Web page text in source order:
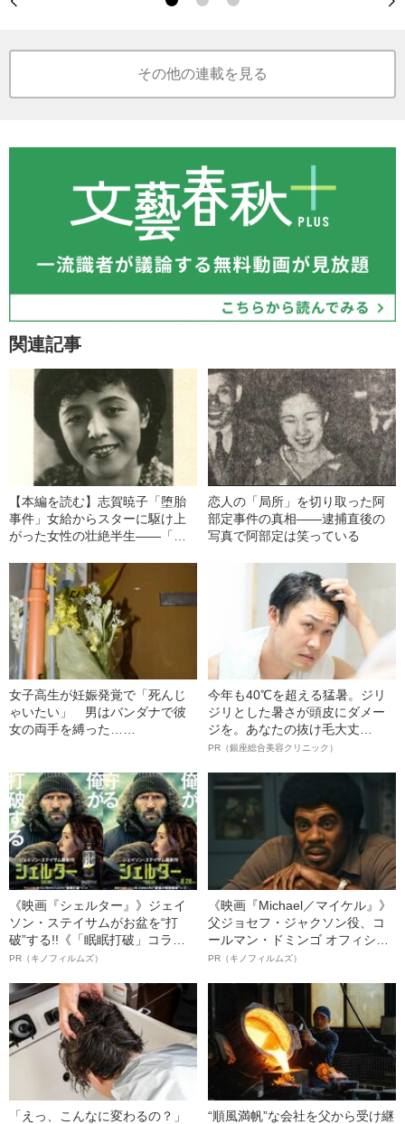
その他の連載を見る
関連記事
【本編を読む】志賀暁子「堕胎
事件」女給からスターに駆け上
がった女性の壮絶半生――「堕
恋人の「局所」を切り取った阿
部定事件の真相――逮捕直後の
写真で阿部定は笑っている
女子高生が妊娠発覚で「死んじ
ゃいたい」 男はバンダナで彼
女の両手を縛った……
今年も40℃を超える猛暑。ジリ
ジリとした暑さが頭皮にダメー
ジを。あなたの抜け毛大丈
夫！？
PR（銀座総合美容クリニック）
《映画『シェルター』》ジェイ
ソン・ステイサムがお盆を“打
破”する!!《「眠眠打破」コラ
ボ》
PR（キノフィルムズ）
《映画『Michael／マイケル』》
父ジョセフ・ジャクソン役、コ
ールマン・ドミンゴ オフィシャ
ルインタビュー“観客を魅了した
語る”《日本興収70億円突破》
PR（キノフィルムズ）
「えっ、こんなに変わるの？」
“順風満帆”な会社を父から受け継